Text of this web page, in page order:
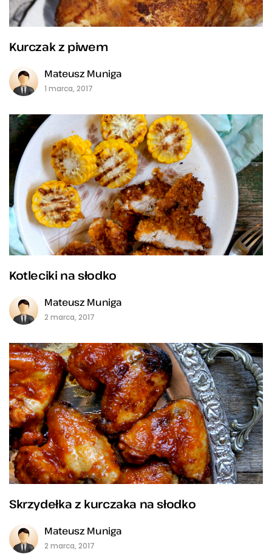
Kurczak z piwem
Mateusz Muniga
1 marca, 2017
Kotleciki na słodko
Mateusz Muniga
2 marca, 2017
Skrzydełka z kurczaka na słodko
Mateusz Muniga
2 marca, 2017